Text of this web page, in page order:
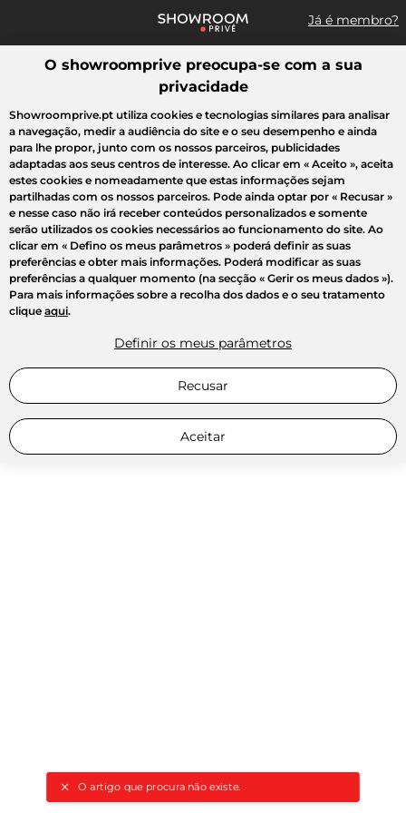
Já é membro?
Pesquisar uma marca, um artigo, uma venda...
O artigo que procura não existe.
Todas as vendas Moda Desporto Casa Criança Beleza
O showroomprive preocupa-se com a sua
privacidade
Showroomprive.pt utiliza cookies e tecnologias similares para analisar
a navegação, medir a audiência do site e o seu desempenho e ainda
para lhe propor, junto com os nossos parceiros, publicidades
adaptadas aos seus centros de interesse. Ao clicar em « Aceito », aceita
estes cookies e nomeadamente que estas informações sejam
partilhadas com os nossos parceiros. Pode ainda optar por « Recusar »
e nesse caso não irá receber conteúdos personalizados e somente
serão utilizados os cookies necessários ao funcionamento do site. Ao
clicar em « Defino os meus parâmetros » poderá definir as suas
preferências e obter mais informações. Poderá modificar as suas
preferências a qualquer momento (na secção « Gerir os meus dados »).
Para mais informações sobre a recolha dos dados e o seu tratamento
clique aqui.
Definir os meus parâmetros
Recusar
Aceitar